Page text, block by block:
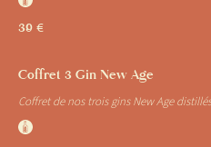
39 €
Coffret 3 Gin New Age
Coffret de nos trois gins New Age